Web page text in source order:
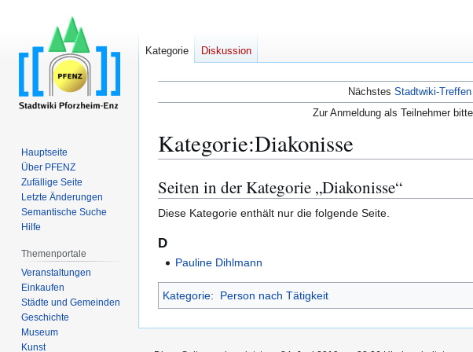
Nächstes Stadtwiki-Treffen
Zur Anmeldung als Teilnehmer
Kategorie:Diakonisse
Zur
Navigation
springen
Zur
Suche
springen
Seiten in der Kategorie „Diakonisse“
Diese Kategorie enthält nur die folgende Seite.
D
Pauline Dihlmann
Kategorie: Person nach Tätigkeit
Kategorie Diskussion
Hauptseite
Über PFENZ
Zufällige Seite
Letzte Änderungen
Semantische Suche
Hilfe
Themenportale
Veranstaltungen
Einkaufen
Städte und Gemeinden
Geschichte
Museum
Kunst